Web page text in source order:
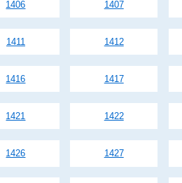
1406 1407
1411 1412
1416 1417
1421 1422
1426 1427